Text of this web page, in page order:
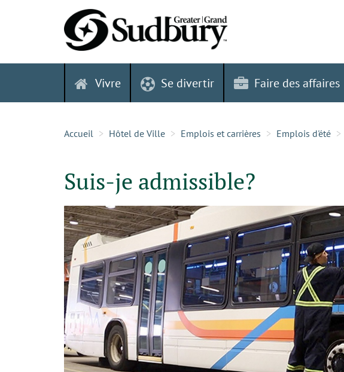
Vivre Se divertir Faire des affaires
Accueil Hôtel de Ville Emplois et carrières Emplois d'été
Suis-je admissible?